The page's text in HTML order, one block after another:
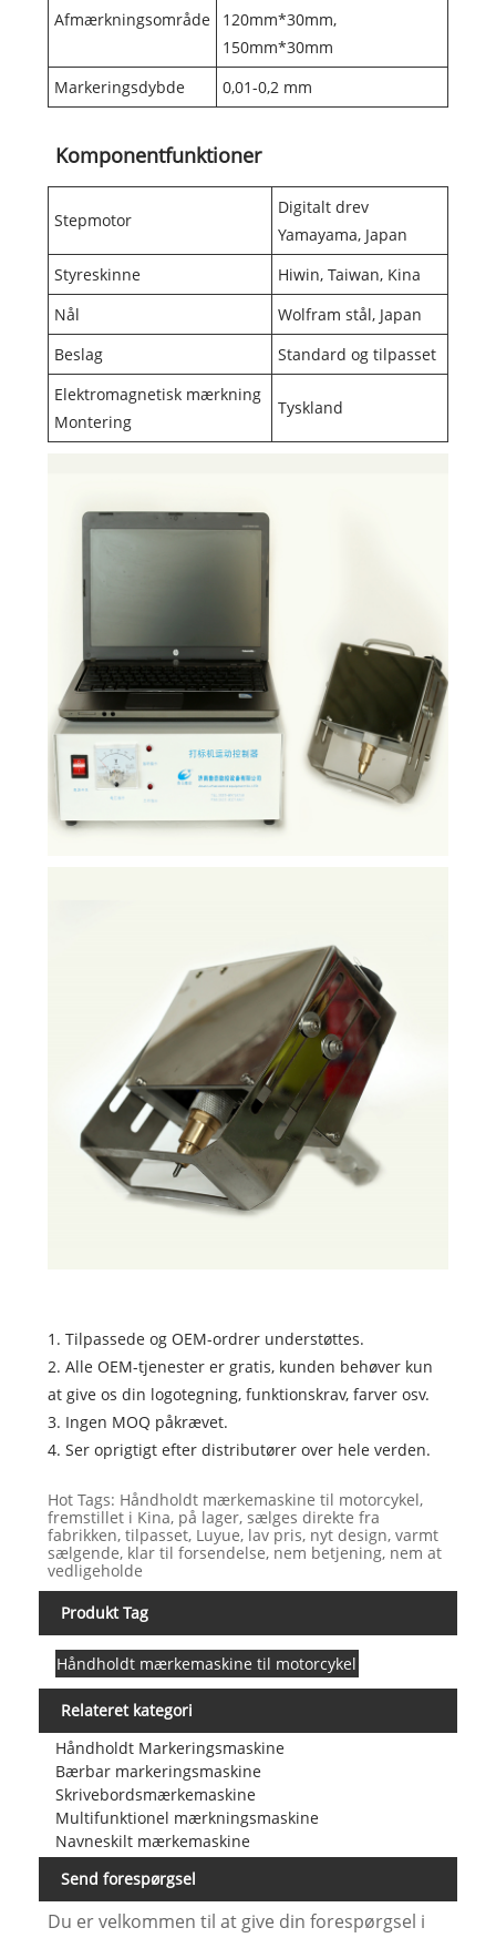
Afmærkningsområde
120mm*30mm,
150mm*30mm
Markeringsdybde
0,01-0,2 mm
Komponentfunktioner
Stepmotor
Digitalt drev
Yamayama, Japan
Styreskinne
Hiwin, Taiwan, Kina
Nål
Wolfram stål, Japan
Beslag
Standard og tilpasset
Elektromagnetisk mærkning
Montering
Tyskland
1. Tilpassede og OEM-ordrer understøttes.
2. Alle OEM-tjenester er gratis, kunden behøver kun
at give os din logotegning, funktionskrav, farver osv.
3. Ingen MOQ påkrævet.
4. Ser oprigtigt efter distributører over hele verden.
Hot Tags: Håndholdt mærkemaskine til motorcykel,
fremstillet i Kina, på lager, sælges direkte fra
fabrikken, tilpasset, Luyue, lav pris, nyt design, varmt
sælgende, klar til forsendelse, nem betjening, nem at
vedligeholde
Produkt Tag
Håndholdt mærkemaskine til motorcykel
Relateret kategori
Håndholdt Markeringsmaskine
Bærbar markeringsmaskine
Skrivebordsmærkemaskine
Multifunktionel mærkningsmaskine
Navneskilt mærkemaskine
Send forespørgsel
Du er velkommen til at give din forespørgsel i